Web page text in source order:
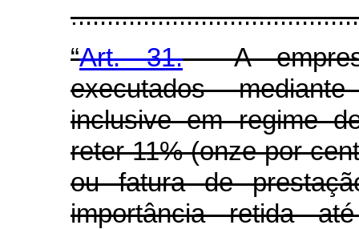
.
“Art. 31.A empresa
executados
inclusive em regime
reter 11% (onze por
ou fatura de
importância retida